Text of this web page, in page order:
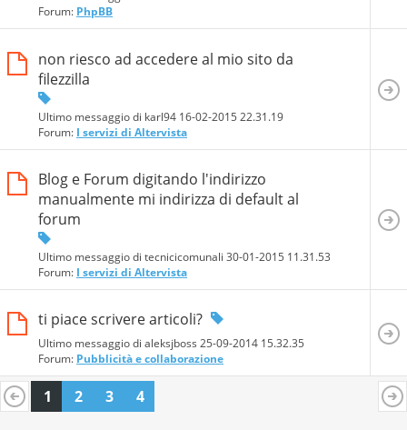
Forum: PhpBB
non riesco ad accedere al mio sito da
filezzilla
Ultimo messaggio di karl94 16-02-2015 22.31.19
Forum: I servizi di Altervista
Blog e Forum digitando l'indirizzo
manualmente mi indirizza di default al
forum
Ultimo messaggio di tecnicicomunali 30-01-2015 11.31.53
Forum: I servizi di Altervista
ti piace scrivere articoli?
Ultimo messaggio di aleksjboss 25-09-2014 15.32.35
Forum: Pubblicità e collaborazione
1 2 3 4